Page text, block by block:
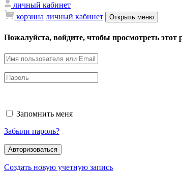
личный кабинет
корзина личный кабинет Открыть меню
Пожалуйста, войдите, чтобы просмотреть этот
Запомнить меня
Забыли пароль?
Создать новую учетную запись